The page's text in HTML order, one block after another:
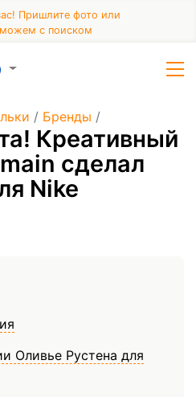
Пришлите фото или
с поиском
/ Бренды /
Креативный
сделал
Nike
Оливье Рустена для